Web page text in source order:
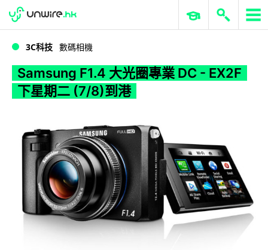
WWDC 2026 ERP 與商業 AI
3C科技 數碼相機
Samsung F1.4 大光圈專業 DC - EX2F
下星期二 (7/8)到港